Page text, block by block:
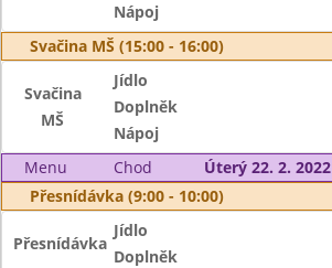
Nápoj
Svačina MŠ (15:00 - 16:00)
Svačina
MŠ
Jídlo
Doplněk
Nápoj
Menu
Chod
Úterý 22. 2. 2022
Přesnídávka (9:00 - 10:00)
Přesnídávka
Jídlo
Doplněk